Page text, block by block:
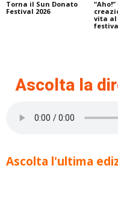
Torna il Sun Donato
Festival 2026
vita al
Ascolta la
Ascolta l'ultima